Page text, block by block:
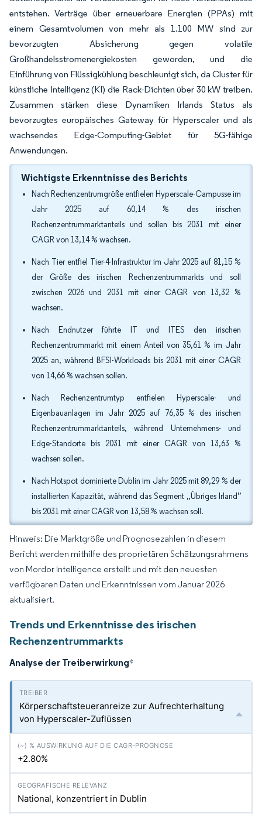
entstehen. Verträge über erneuerbare Energien (PPAs) mit
einem Gesamtvolumen von mehr als 1.100 MW sind zur
bevorzugten Absicherung gegen volatile
Großhandelsstromenergiekosten geworden, und die
Einführung von Flüssigkühlung beschleunigt sich, da Cluster für
künstliche Intelligenz (KI) die Rack-Dichten über 30 kW treiben.
Zusammen stärken diese Dynamiken Irlands Status als
bevorzugtes europäisches Gateway für Hyperscaler und als
wachsendes Edge-Computing-Gebiet für 5G-fähige
Anwendungen.
Wichtigste Erkenntnisse des Berichts
Nach Rechenzentrumgröße entfielen Hyperscale-Campusse im
Jahr 2025 auf 60,14 % des irischen
Rechenzentrummarktanteils und sollen bis 2031 mit einer
CAGR von 13,14 % wachsen.
Nach Tier entfiel Tier-4-Infrastruktur im Jahr 2025 auf 81,15 %
der Größe des irischen Rechenzentrummarkts und soll
zwischen 2026 und 2031 mit einer CAGR von 13,32 %
wachsen.
Nach Endnutzer führte IT und ITES den irischen
Rechenzentrummarkt mit einem Anteil von 35,61 % im Jahr
2025 an, während BFSI-Workloads bis 2031 mit einer CAGR
von 14,66 % wachsen sollen.
Nach Rechenzentrumtyp entfielen Hyperscale- und
Eigenbauanlagen im Jahr 2025 auf 76,35 % des irischen
Rechenzentrummarktanteils, während Unternehmens- und
Edge-Standorte bis 2031 mit einer CAGR von 13,63 %
wachsen sollen.
Nach Hotspot dominierte Dublin im Jahr 2025 mit 89,29 % der
installierten Kapazität, während das Segment „Übriges Irland”
bis 2031 mit einer CAGR von 13,58 % wachsen soll.
Hinweis: Die Marktgröße und Prognosezahlen in diesem
Bericht werden mithilfe des proprietären Schätzungsrahmens
von Mordor Intelligence erstellt und mit den neuesten
verfügbaren Daten und Erkenntnissen vom Januar 2026
aktualisiert.
Trends und Erkenntnisse des irischen
Rechenzentrummarkts
Analyse der Treiberwirkung*
Körperschaftsteueranreize zur Aufrechterhaltung
von Hyperscaler-Zuflüssen
+2.80%
National, konzentriert in Dublin